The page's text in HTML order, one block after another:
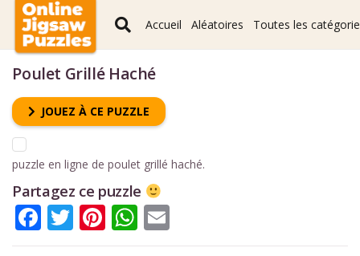
Accueil Aléatoires Toutes les
Poulet Grillé Haché
JOUEZ À CE PUZZLE
puzzle en ligne de poulet grillé haché.
Partagez ce puzzle
Facebook
Twitter
Pinterest
WhatsApp